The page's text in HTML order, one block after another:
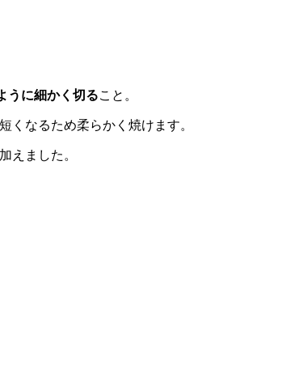
うに細かく切ること。
くなるため柔らかく焼けます。
えました。